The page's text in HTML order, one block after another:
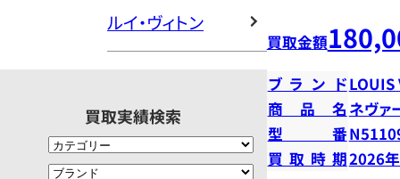
ルイ・ヴィトン
買取実績検索
買取金額
ブランドLOUIS
商品名 ネヴァ
型番
買取時期2026